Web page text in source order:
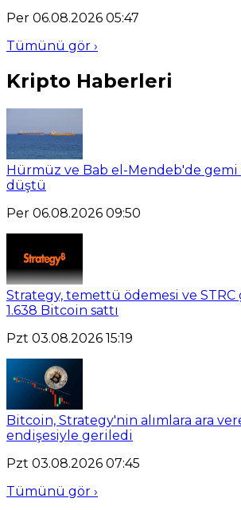
Per 06.08.2026 05:47
Tümünü gör ›
Kripto Haberleri
Hürmüz ve Bab el-Mendeb'de
düştü
Per 06.08.2026 09:50
Strategy, temettü ödemesi ve STRC
1.638 Bitcoin sattı
Pzt 03.08.2026 15:19
Bitcoin, Strategy'nin alımlara ara
endişesiyle geriledi
Pzt 03.08.2026 07:45
Tümünü gör ›